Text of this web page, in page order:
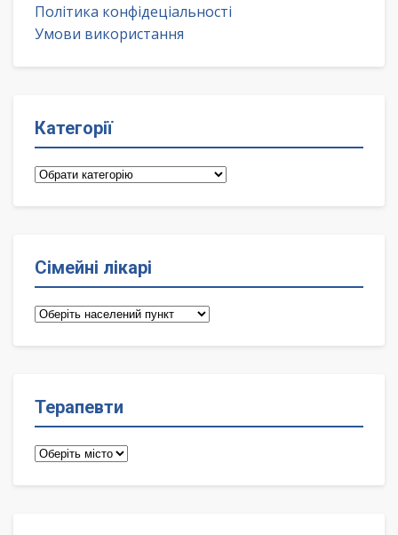
Політика конфідеціальності
Умови використання
Категорії
Категорії
Сімейні лікарі
Сімейні
Терапевти
Терапевти